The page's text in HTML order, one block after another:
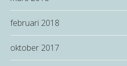
februari 2018
oktober 2017